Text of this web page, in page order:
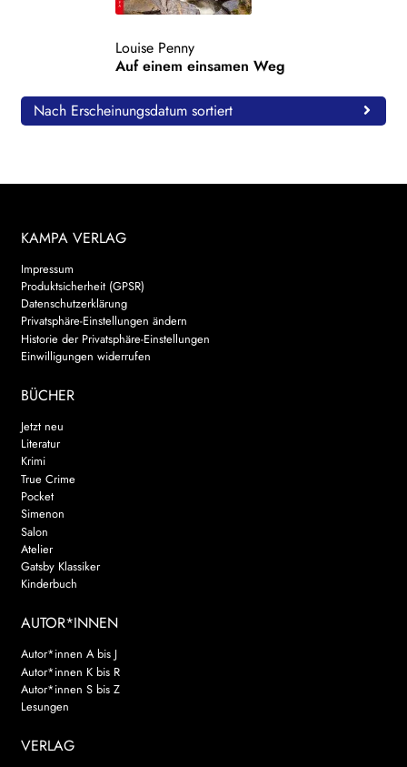
Search:
Louise Penny
Auf einem einsamen Weg
Nach Erscheinungsdatum sortiert
KAMPA VERLAG
Impressum
Produktsicherheit (GPSR)
Datenschutzerklärung
Privatsphäre-Einstellungen ändern
Historie der Privatsphäre-Einstellungen
Einwilligungen widerrufen
BÜCHER
Jetzt neu
Literatur
Krimi
True Crime
Pocket
Simenon
Salon
Atelier
Gatsby Klassiker
Kinderbuch
AUTOR*INNEN
Autor*innen A bis J
Autor*innen K bis R
Autor*innen S bis Z
Lesungen
VERLAG